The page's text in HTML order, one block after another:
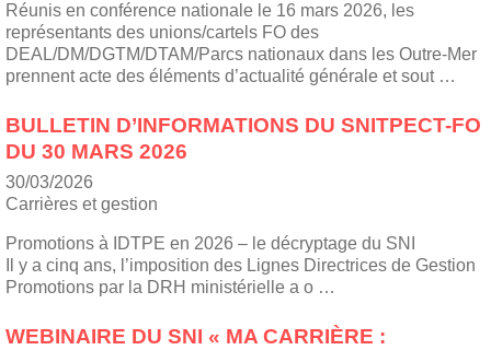
Réunis en conférence nationale le 16 mars 2026, les
représentants des unions/cartels FO des
DEAL/DM/DGTM/DTAM/Parcs nationaux dans les Outre-Mer
prennent acte des éléments d’actualité générale et sout …
BULLETIN D’INFORMATIONS DU SNITPECT-FO
DU 30 MARS 2026
30/03/2026
Carrières et gestion
Promotions à IDTPE en 2026 – le décryptage du SNI
Il y a cinq ans, l’imposition des Lignes Directrices de Gestion
Promotions par la DRH ministérielle a o …
WEBINAIRE DU SNI « MA CARRIÈRE :